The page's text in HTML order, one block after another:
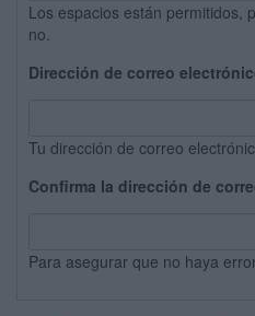
Los espacios están permitidos,
no.
Dirección de correo
Tu dirección de correo
Confirma la dirección de
Para asegurar que no haya